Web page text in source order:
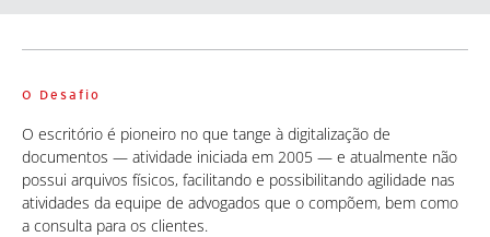
O Desafio
O escritório é pioneiro no que tange à digitalização de
documentos — atividade iniciada em 2005 — e atualmente não
possui arquivos físicos, facilitando e possibilitando agilidade nas
atividades da equipe de advogados que o compõem, bem como
a consulta para os clientes.